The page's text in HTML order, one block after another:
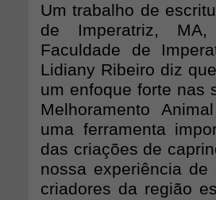
Um trabalho de
de Imperatriz,
Faculdade de
Lidiany Ribeiro diz
um enfoque forte nas
Melhoramento
uma ferramenta
das criações de
nossa experiência
criadores da região